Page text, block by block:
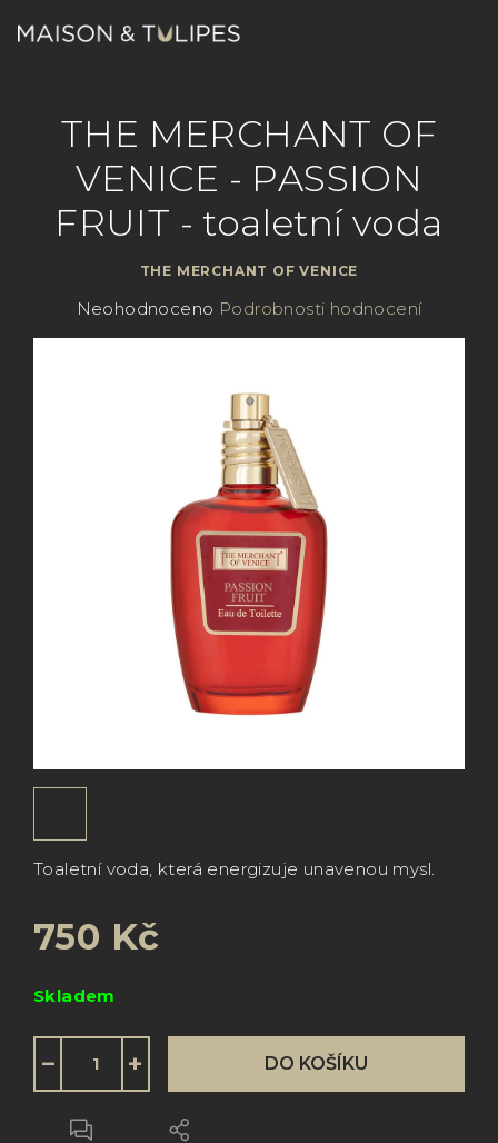
na
košík
Toaletní voda, která energizuje unavenou mysl.
750 Kč
cena:
Skladem
+
− DO KOŠÍKU
THE MERCHANT OF
VENICE - PASSION
FRUIT - toaletní voda
THE MERCHANT OF VENICE
Průměrné
Neohodnoceno Podrobnosti hodnocení